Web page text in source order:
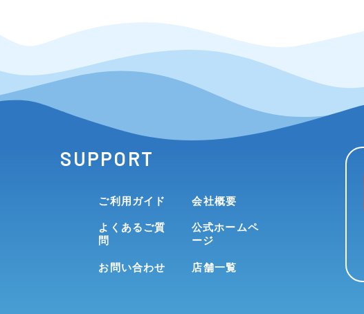
SUPPORT
ご利用ガイド
よくあるご質
問
お問い合わせ
会社概要
公式ホームペ
ージ
店舗一覧